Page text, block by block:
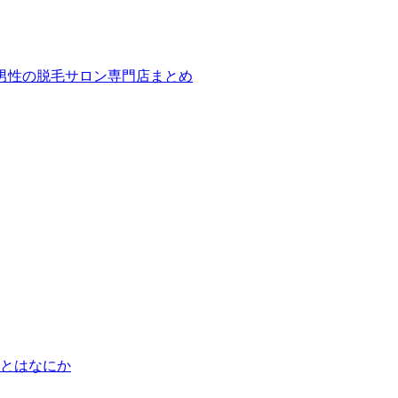
性の脱毛サロン専門店まとめ
はなにか